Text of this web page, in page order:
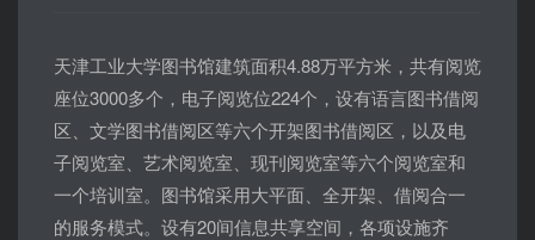
天津工业大学图书馆建筑面积4.88万平方米，共有阅览
座位3000多个，电子阅览位224个，设有语言图书借阅
区、文学图书借阅区等六个开架图书借阅区，以及电
子阅览室、艺术阅览室、现刊阅览室等六个阅览室和
一个培训室。图书馆采用大平面、全开架、借阅合一
的服务模式。设有20间信息共享空间，各项设施齐